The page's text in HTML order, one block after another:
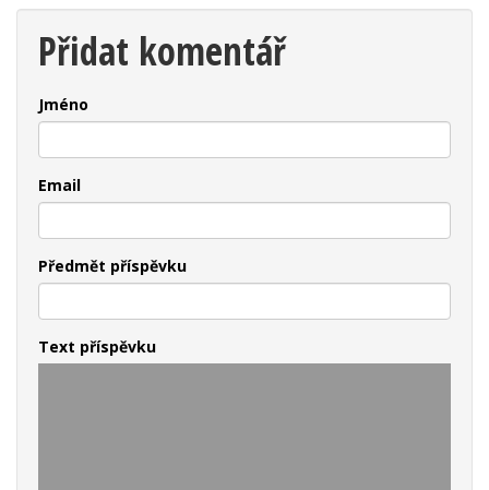
Přidat komentář
Jméno
Email
Předmět příspěvku
Text příspěvku